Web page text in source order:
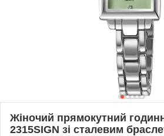
Жіночий прямокутний
2315SIGN зі сталевим